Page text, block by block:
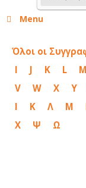
Menu
Όλοι οι
I
J K L M
V
W X Y
Ι
Κ Λ Μ
Χ
Ψ Ω